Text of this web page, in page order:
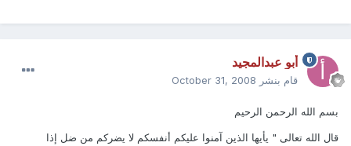
أبو عبدالمجيد
قام بنشر October 31, 2008
بسم الله الرحمن الرحيم
قال الله تعالى " يأيها الذين آمنوا عليكم أنفسكم لا يضركم من ضل إذا